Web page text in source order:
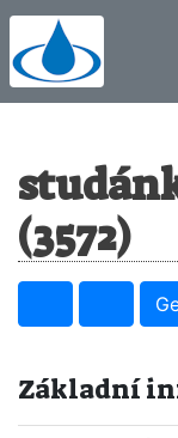
(3572)
Základní